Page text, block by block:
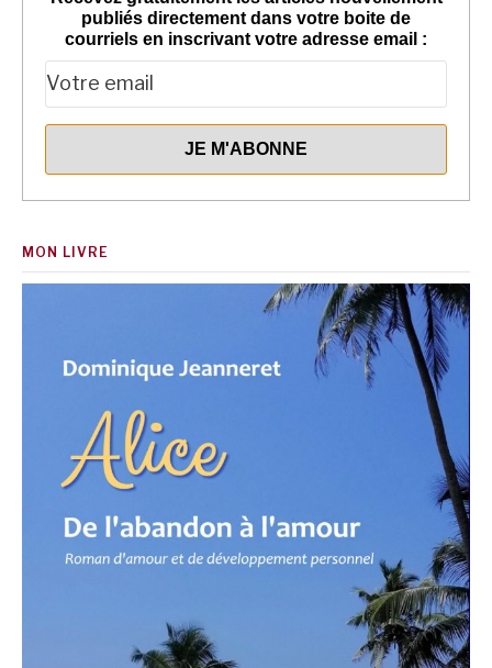
publiés directement dans votre boite de
courriels en inscrivant votre adresse email :
MON LIVRE